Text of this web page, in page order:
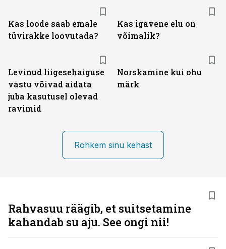
Kas loode saab emale
tüvirakke loovutada?
Kas igavene elu on
võimalik?
Levinud liigesehaiguse
vastu võivad aidata
juba kasutusel olevad
ravimid
Norskamine kui ohu
märk
Rohkem sinu kehast
Rahvasuu räägib, et suitsetamine
kahandab su aju. See ongi nii!